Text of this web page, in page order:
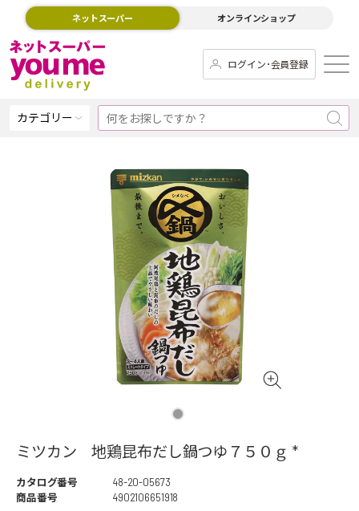
ネットスーパー オンラインショップ
ログイン･会員登録
カテゴリー
ミツカン 地鶏昆布だし鍋つゆ７５０ｇ *
カタログ番号
48-20-05673
商品番号
4902106651918